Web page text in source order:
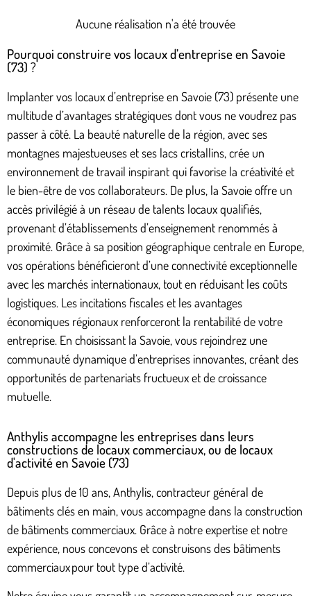
Aucune réalisation n'a été trouvée
Pourquoi construire vos locaux d’entreprise en Savoie
(73) ?
Implanter vos locaux d’entreprise en Savoie (73) présente une
multitude d’avantages stratégiques dont vous ne voudrez pas
passer à côté. La beauté naturelle de la région, avec ses
montagnes majestueuses et ses lacs cristallins, crée un
environnement de travail inspirant qui favorise la créativité et
le bien-être de vos collaborateurs. De plus, la Savoie offre un
accès privilégié à un réseau de talents locaux qualifiés,
provenant d’établissements d’enseignement renommés à
proximité. Grâce à sa position géographique centrale en Europe,
vos opérations bénéficieront d’une connectivité exceptionnelle
avec les marchés internationaux, tout en réduisant les coûts
logistiques. Les incitations fiscales et les avantages
économiques régionaux renforceront la rentabilité de votre
entreprise. En choisissant la Savoie, vous rejoindrez une
communauté dynamique d’entreprises innovantes, créant des
opportunités de partenariats fructueux et de croissance
mutuelle.
Anthylis accompagne les entreprises dans leurs
constructions de locaux commerciaux, ou de locaux
d'activité en Savoie (73)
Depuis plus de 10 ans, Anthylis, contracteur général de
bâtiments clés en main, vous accompagne dans la construction
de bâtiments commerciaux. Grâce à notre expertise et notre
expérience, nous concevons et construisons des bâtiments
commerciaux pour tout type d’activité.